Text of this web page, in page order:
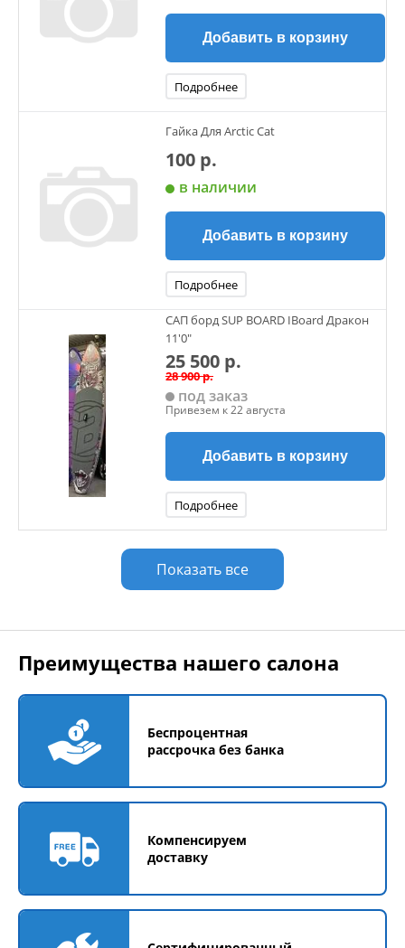
Добавить в корзину
Подробнее
Гайка Для Arctic Cat
100 р.
в наличии
Добавить в корзину
Подробнее
САП борд SUP BOARD IBoard Дракон
11'0"
25 500 р.
28 900 р.
под заказ
Привезем к 22 августа
Добавить в корзину
Подробнее
Показать все
Преимущества нашего салона
Беспроцентная
рассрочка без банка
Компенсируем
доставку